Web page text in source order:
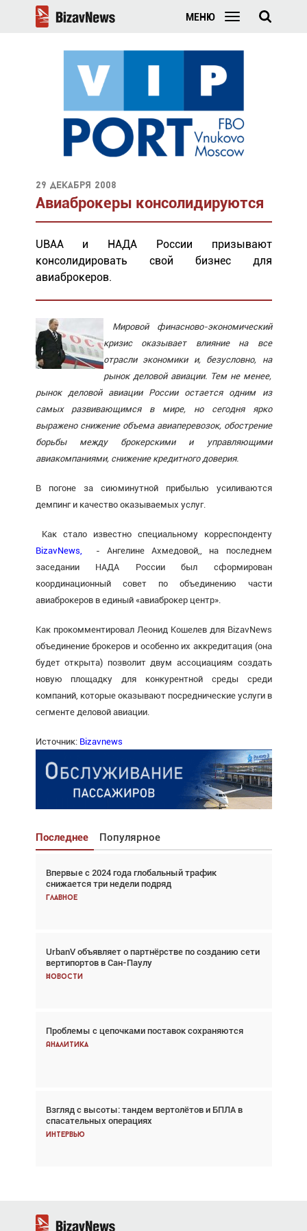
МЕНЮ
29 декабря 2008
Авиаброкеры консолидируются
UBAA и НАДА России призывают
консолидировать свой бизнес для
авиаброкеров.
Мировой финасново-экономический
кризис оказывает влияние на все
отрасли экономики и, безусловно, на
рынок деловой авиации. Тем не менее,
рынок деловой авиации России остается одним из
самых развивающимся в мире, но сегодня ярко
выражено снижение объема авиаперевозок, обострение
борьбы между брокерскими и управляющими
авиакомпаниями, снижение кредитного доверия.
В погоне за сиюминутной прибылью усиливаются
демпинг и качество оказываемых услуг.
Как стало известно специальному корреспонденту
BizavNews,
- Ангелине Ахмедовой,, на последнем
заседании НАДА России был сформирован
координационный совет по объединению части
авиаброкеров в единый «авиаброкер центр».
Как прокомментировал Леонид Кошелев для BizavNews
объединение брокеров и особенно их аккредитация (она
будет открыта) позволит двум ассоциациям создать
новую площадку для конкурентной среды среди
компаний, которые оказывают посреднические услуги в
сегменте деловой авиации.
Источник: Bizavnews
Последнее Популярное
Впервые с 2024 года глобальный трафик
снижается три недели подряд
Главное
UrbanV объявляет о партнёрстве по созданию сети
вертипортов в Сан-Паулу
Новости
Проблемы с цепочками поставок сохраняются
Аналитика
Взгляд с высоты: тандем вертолётов и БПЛА в
спасательных операциях
Интервью
Взгляд с высоты: тандем вертолётов и БПЛА в
спасательных операциях
Главное
Авиационный фотограф Дэйв Кох: «Фотография
говорит сама за себя... а ИИ всё портит»
Новости
Впервые с 2024 года глобальный трафик
снижается три недели подряд
Частный самолёт – это актив. Подходите к
покупке соответствующим образом
Интервью